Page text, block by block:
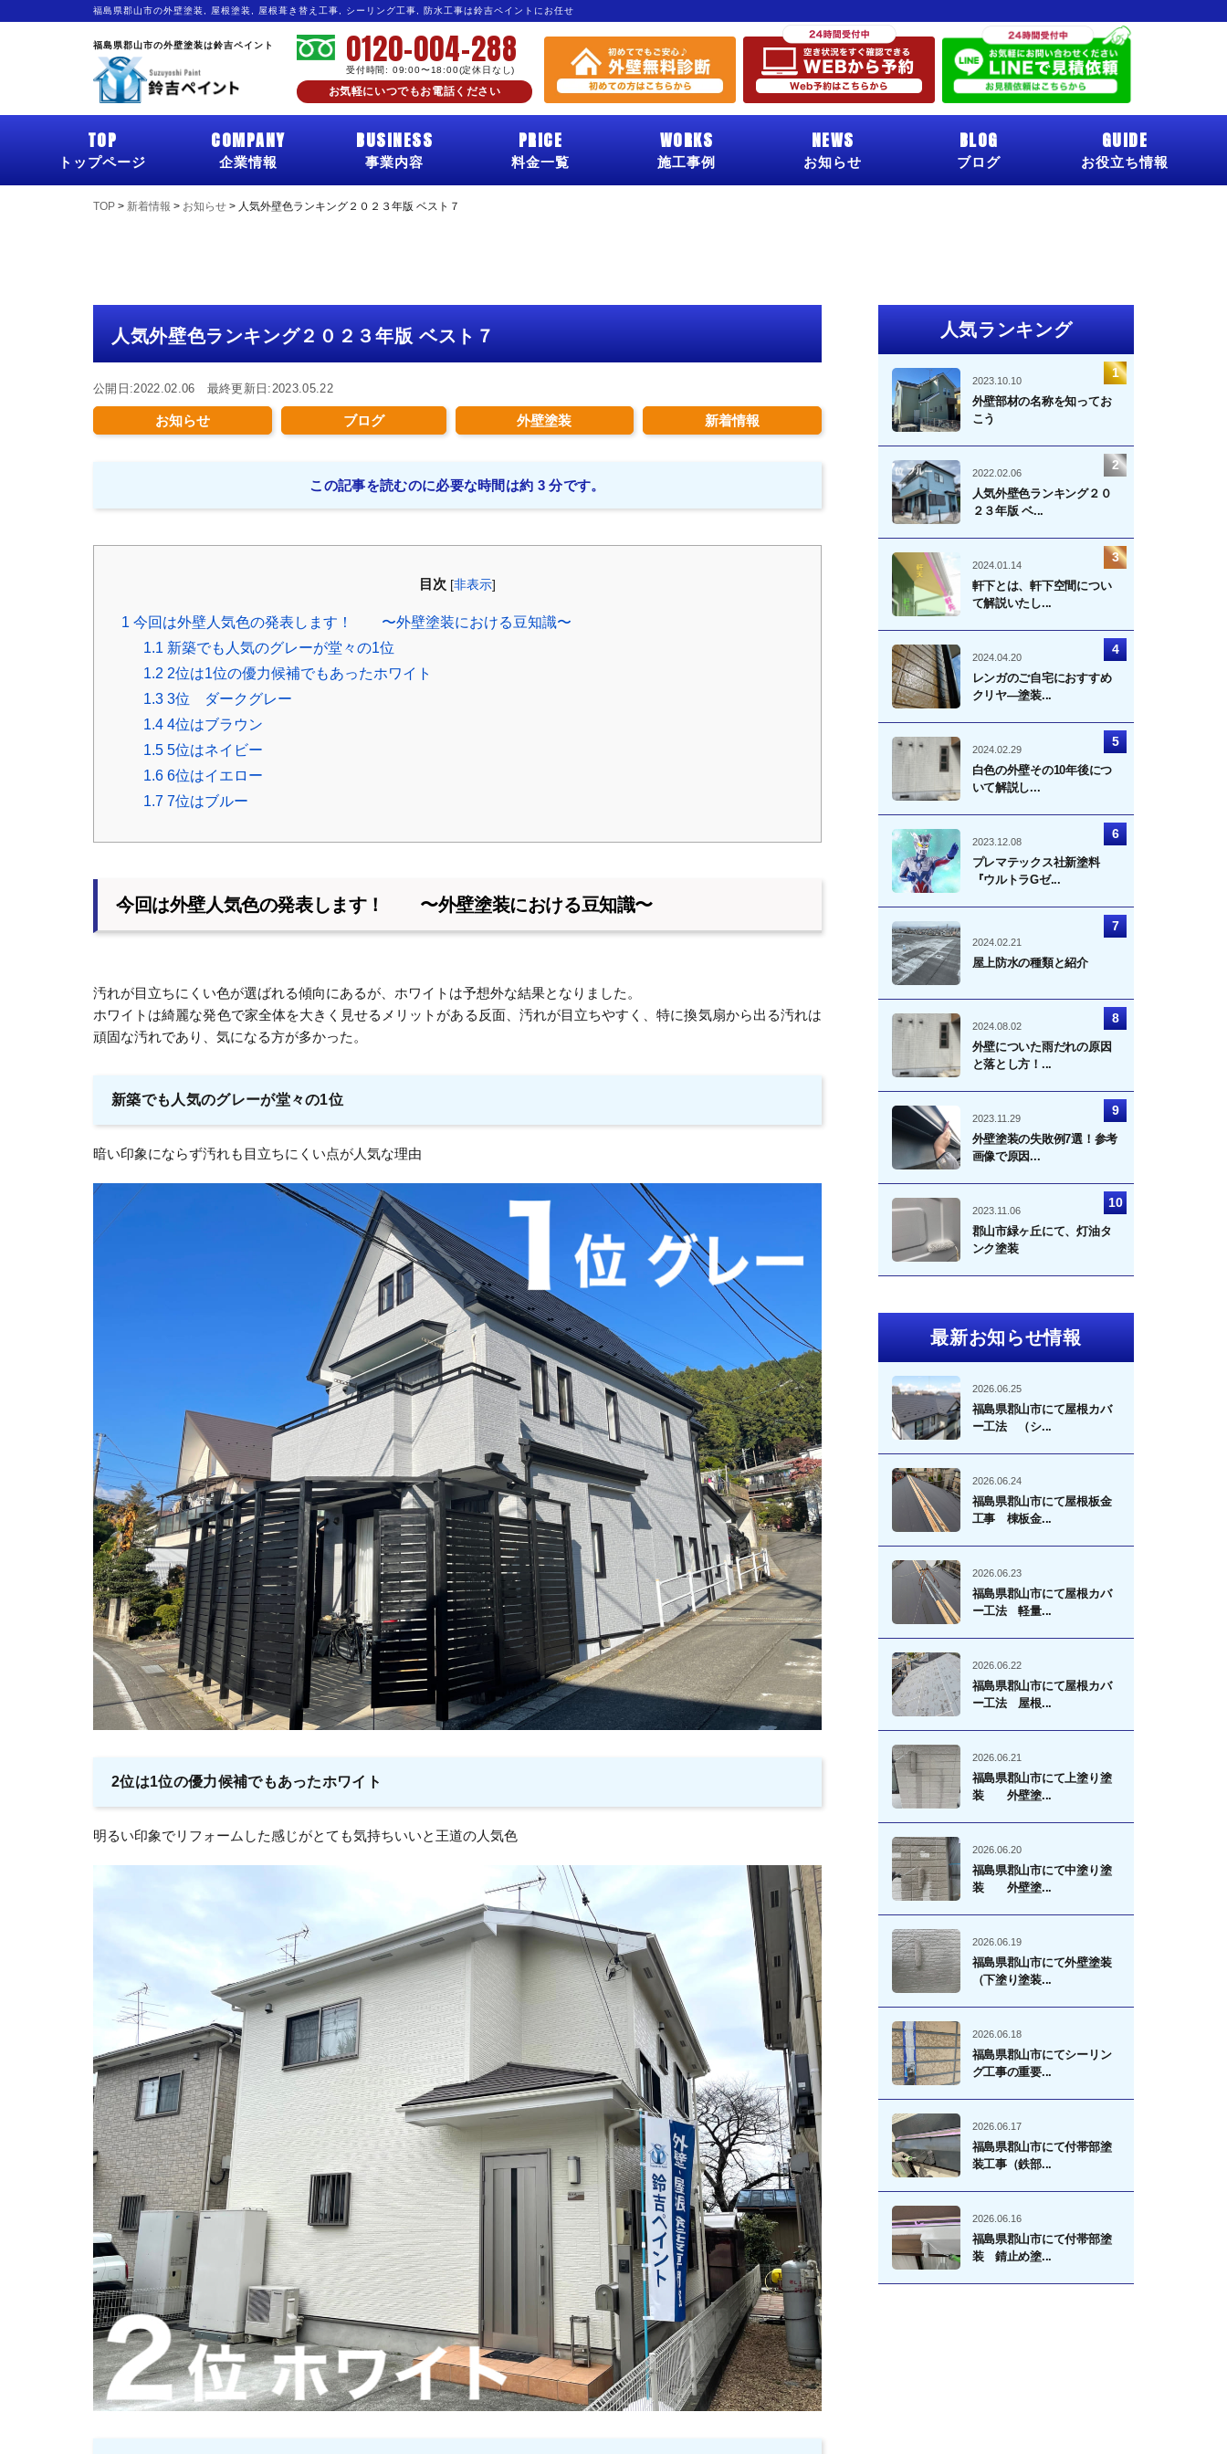
福島県郡山市の外壁塗装, 屋根塗装, 屋根葺き替え工事, シーリング工事, 防水工事は鈴吉ペイントにお任せ
福島県郡山市の外壁塗装は鈴吉ペイント 0120-004-288
受付時間: 09:00〜18:00(定休日なし)
お気軽にいつでもお電話ください
TOP
トップページ
COMPANY
企業情報
BUSINESS
事業内容
PRICE
料金一覧
WORKS
施工事例
NEWS
お知らせ
BLOG
ブログ
GUIDE
お役立ち情報
TOP > 新着情報 > お知らせ > 人気外壁色ランキング２０２３年版 ベスト７
人気外壁色ランキング２０２３年版 ベスト７
公開日:2022.02.06 最終更新日:2023.05.22
お知らせ ブログ 外壁塗装 新着情報
この記事を読むのに必要な時間は約 3 分です。
目次 [非表示]
1 今回は外壁人気色の発表します！ 〜外壁塗装における豆知識〜
1.1 新築でも人気のグレーが堂々の1位
1.2 2位は1位の優力候補でもあったホワイト
1.3 3位 ダークグレー
1.4 4位はブラウン
1.5 5位はネイビー
1.6 6位はイエロー
1.7 7位はブルー
今回は外壁人気色の発表します！ 〜外壁塗装における豆知識〜
汚れが目立ちにくい色が選ばれる傾向にあるが、ホワイトは予想外な結果となりました。
ホワイトは綺麗な発色で家全体を大きく見せるメリットがある反面、汚れが目立ちやすく、特に換気扇から出る汚れは
頑固な汚れであり、気になる方が多かった。
新築でも人気のグレーが堂々の1位
暗い印象にならず汚れも目立ちにくい点が人気な理由
2位は1位の優力候補でもあったホワイト
明るい印象でリフォームした感じがとても気持ちいいと王道の人気色
人気ランキング
2023.10.10
外壁部材の名称を知ってお
こう
2022.02.06
人気外壁色ランキング２０
２３年版 ベ...
2024.01.14
軒下とは、軒下空間につい
て解説いたし...
2024.04.20
レンガのご自宅におすすめ
クリヤ―塗装...
2024.02.29
白色の外壁その10年後につ
いて解説し...
2023.12.08
プレマテックス社新塗料
『ウルトラGゼ...
2024.02.21
屋上防水の種類と紹介
2024.08.02
外壁についた雨だれの原因
と落とし方！...
2023.11.29
外壁塗装の失敗例7選！参考
画像で原因...
2023.11.06
郡山市緑ヶ丘にて、灯油タ
ンク塗装
最新お知らせ情報
2026.06.25
福島県郡山市にて屋根カバ
ー工法 （シ...
2026.06.24
福島県郡山市にて屋根板金
工事 棟板金...
2026.06.23
福島県郡山市にて屋根カバ
ー工法 軽量...
2026.06.22
福島県郡山市にて屋根カバ
ー工法 屋根...
2026.06.21
福島県郡山市にて上塗り塗
装 外壁塗...
2026.06.20
福島県郡山市にて中塗り塗
装 外壁塗...
2026.06.19
福島県郡山市にて外壁塗装
（下塗り塗装...
2026.06.18
福島県郡山市にてシーリン
グ工事の重要...
2026.06.17
福島県郡山市にて付帯部塗
装工事（鉄部...
2026.06.16
福島県郡山市にて付帯部塗
装 錆止め塗...